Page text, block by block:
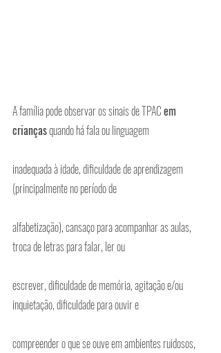
A família pode observar os sinais de TPAC em
crianças quando há fala ou linguagem
inadequada à idade, dificuldade de aprendizagem
(principalmente no período de
alfabetização), cansaço para acompanhar as aulas,
troca de letras para falar, ler ou
escrever, dificuldade de memória, agitação e/ou
inquietação, dificuldade para ouvir e
compreender o que se ouve em ambientes ruidosos,